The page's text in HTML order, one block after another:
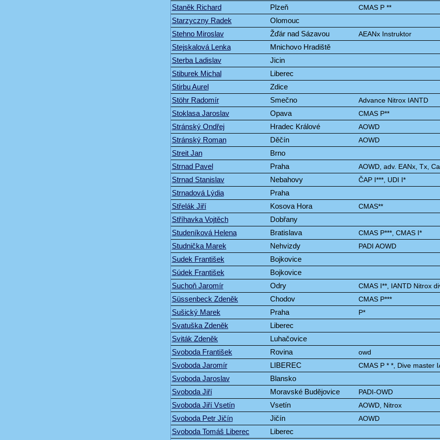
Staněk Richard Plzeň CMAS P **
Starzyczny Radek
Olomouc
Stehno Miroslav
Žďár nad Sázavou AEANx Instruktor
Stejskalová Lenka
Mnichovo Hradiště
Sterba Ladislav
Jicin
Stiburek Michal
Liberec
Stirbu Aurel
Zdice
Stöhr Radomír
Smečno Advance Nitrox IANTD
Stoklasa Jaroslav Opava CMAS P**
Stránský Ondřej Hradec Králové AOWD
Stránský Roman Děčín AOWD
Streit Jan
Brno
Strnad Pavel
Praha AOWD, adv. EANx, Tx,
Strnad Stanislav Nebahovy ČAP I***, UDI I*
Strnadová Lýdia
Praha
Střelák Jiří
Kosova Hora CMAS**
Stříhavka Vojtěch
Dobřany
Studeníková Helena
Bratislava CMAS P***, CMAS I*
Studnička Marek Nehvizdy PADI AOWD
Sudek František
Bojkovice
Súdek František
Bojkovice
Suchoň Jaromír
Odry CMAS I**, IANTD Nitrox
Süssenbeck Zdeněk Chodov CMAS P***
Sušický Marek Praha P*
Svatuška Zdeněk
Liberec
Sviták Zdeněk
Luhačovice
Svoboda František
Rovina owd
Svoboda Jaromír LIBEREC CMAS P * *, Dive master
Svoboda Jaroslav
Blansko
Svoboda Jiří
Moravské Budějovice PADI-OWD
Svoboda Jiří Vsetín Vsetín AOWD, Nitrox
Svoboda Petr Jičín Jičín AOWD
Svoboda Tomáš Liberec Liberec